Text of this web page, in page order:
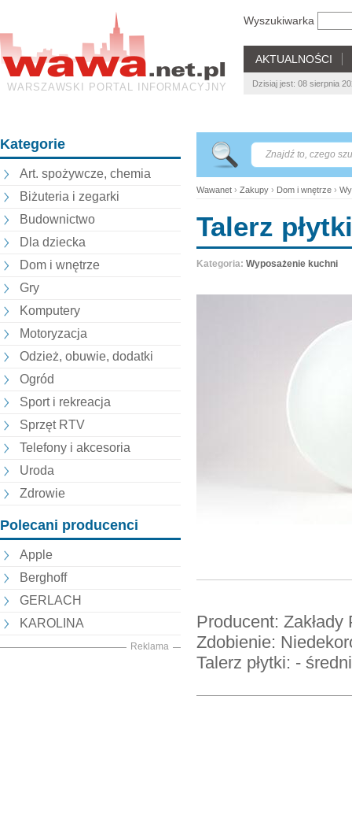
WARSZAWSKI PORTAL INFORMACYJNY
Wyszukiwarka
AKTUALNOŚCI
Dzisiaj jest: 08 sierpnia
Kategorie
Art. spożywcze, chemia
Biżuteria i zegarki
Budownictwo
Dla dziecka
Dom i wnętrze
Gry
Komputery
Motoryzacja
Odzież, obuwie, dodatki
Ogród
Sport i rekreacja
Sprzęt RTV
Telefony i akcesoria
Uroda
Zdrowie
Polecani producenci
Apple
Berghoff
GERLACH
KAROLINA
Reklama
Wawanet › Zakupy › Dom i wnętrze ›
Talerz
Kategoria: Wyposażenie kuchni
Producent:
Zdobienie:
Talerz płytki: -